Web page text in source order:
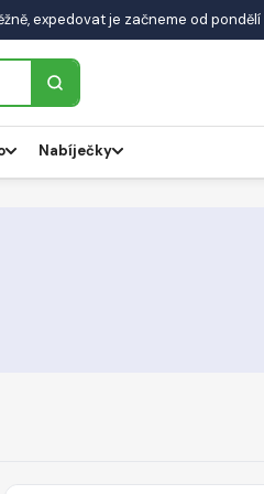
expedovat je začneme od pondělí
Nabíječky